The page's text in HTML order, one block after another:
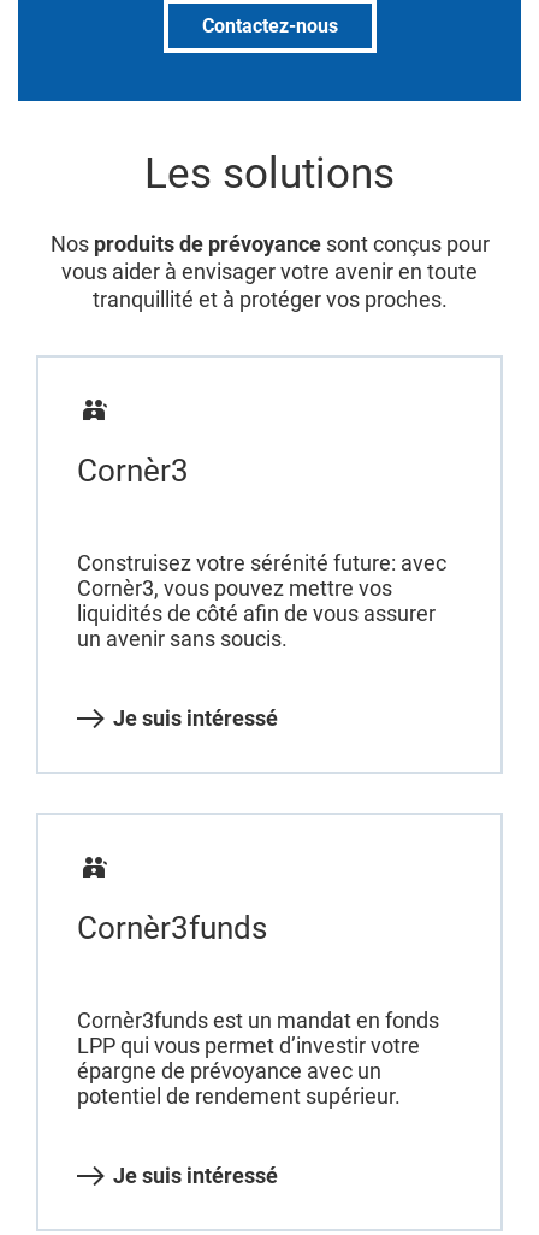
Contactez-nous
Les solutions
Nos produits de prévoyancesont conçus pour
vous aider à envisager votre avenir en toute
tranquillité et à protéger vos proches.
Cornèr3
Construisez votre sérénité future: avec
Cornèr3, vous pouvez mettre vos
liquidités de côté afin de vous assurer
un avenir sans soucis.
Je suis intéressé
Cornèr3funds
Cornèr3funds est un mandat en fonds
LPP qui vous permet d’investir votre
épargne de prévoyance avec un
potentiel de rendement supérieur.
Je suis intéressé